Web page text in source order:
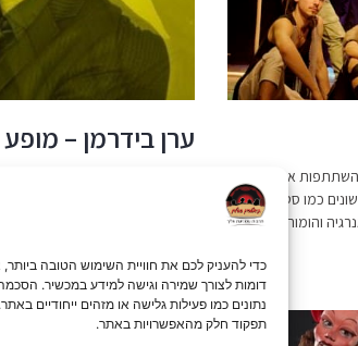
נתונים כמו פעילות גלישה או מזהים ייחודיים
תפקוד חלק מהאפשרויות באתר.
אומנים
שונים כמו סטפס,תיפוף
והומור.
ערן בידרמן –
קרא עוד »